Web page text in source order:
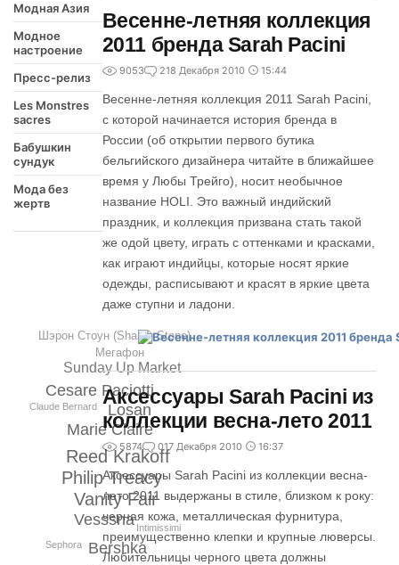
Модная Азия
Модное
настроение
Пресс-релиз
Les Monstres
sacres
Бабушкин
сундук
Мода без
жертв
Philip Treacy
Vanity Fair
Reed Krakoff
Marie Claire
Vesssna
Bershka
Losan
Cesare Paciotti
Sunday Up Market
Мегафон
Шэрон Стоун (Sharon Stone)
Claude Bernard
Sephora
Intimissimi
Весенне-летняя коллекция
2011 бренда Sarah Pacini
9053 218 Декабря 2010 15:44
Весенне-летняя коллекция 2011 Sarah Pacini,
с которой начинается история бренда в
России (об открытии первого бутика
бельгийского дизайнера читайте в ближайшее
время у Любы Трейго), носит необычное
название HOLI. Это важный индийский
праздник, и коллекция призвана стать такой
же одой цвету, играть с оттенками и красками,
как играют индийцы, которые носят яркие
одежды, расписывают и красят в яркие цвета
даже ступни и ладони.
Аксессуары Sarah Pacini из
коллекции весна-лето 2011
5874 017 Декабря 2010 16:37
Аксессуары Sarah Pacini из коллекции весна-
лето 2011 выдержаны в стиле, близком к року:
черная кожа, металлическая фурнитура,
преимущественно клепки и крупные люверсы.
Любительницы черного цвета должны